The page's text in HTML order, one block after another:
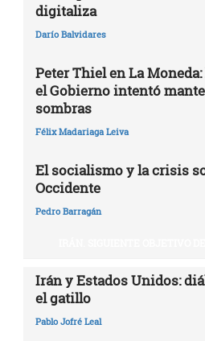
digitaliza
Darío Balvidares
Peter Thiel en La
el Gobierno intentó
sombras
Félix Madariaga Leiva
El socialismo y la crisis
Occidente
Pedro Barragán
Irán y Estados Unidos:
el gatillo
Pablo Jofré Leal